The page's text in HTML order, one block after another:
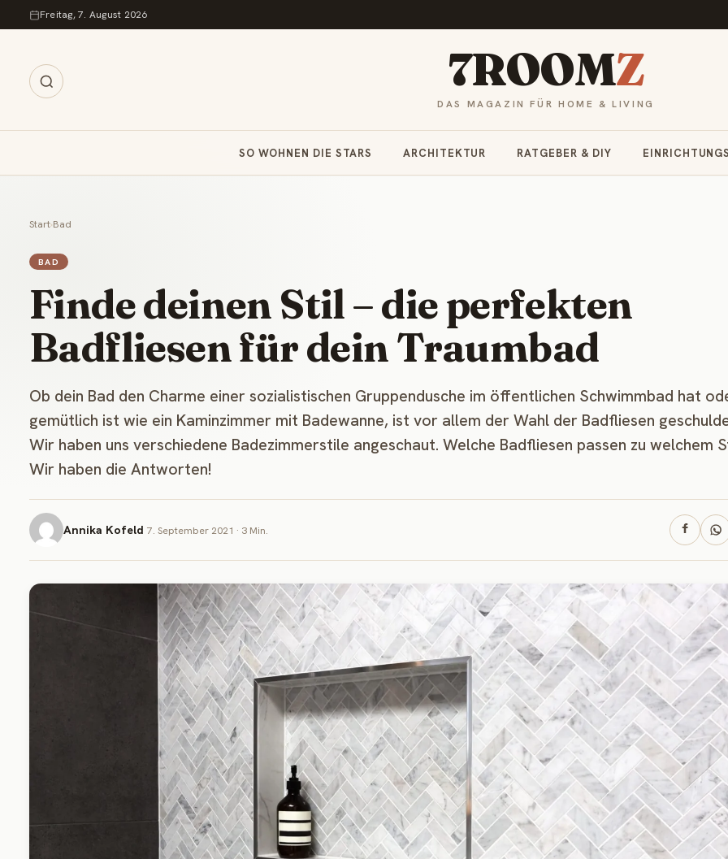
Zum Inhalt springen
Freitag, 7. August 2026
7ROOMZ
DAS MAGAZIN FÜR HOME & LIVING
SO WOHNEN DIE STARS ARCHITEKTUR RATGEBER & DIY
Start›Bad
BAD
Finde deinen Stil – die perfekten
Badfliesen für dein Traumbad
Ob dein Bad den Charme einer sozialistischen Gruppendusche im öffentlichen Schwimmbad hat
gemütlich ist wie ein Kaminzimmer mit Badewanne, ist vor allem der Wahl der Badfliesen
Wir haben uns verschiedene Badezimmerstile angeschaut. Welche Badfliesen passen zu welchem
Wir haben die Antworten!
Annika Kofeld 7. September 2021 · 3 Min.